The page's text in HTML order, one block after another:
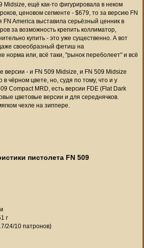
Midsize, ещё как-то фигурировала в неком
ценовом сегменте - $679, то за версию FN
America выставила серьёзный ценник в
за возможность крепить коллиматор,
купить - это уже существенно. А вот
своеобразный фетиш на
норма или, всё таки, "рынок переболеет" и всё
версии - и FN 509 Midsize, и FN 509 Midsize
в чёрном цвете, но, судя по тому, что и у
Compact MRD, есть версии FDE (Flat Dark
цветовые версии и для середнячков.
чехле на зиппере.
пистолета FN 509
г
24/10 патронов)